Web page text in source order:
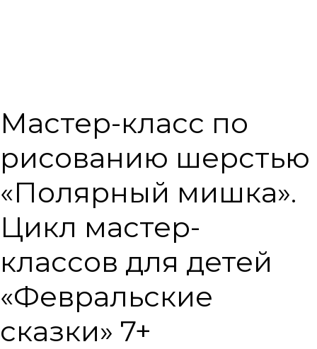
Мастер-класс по
рисованию шерстью
«Полярный мишка».
Цикл мастер-
классов для детей
«Февральские
сказки» 7+